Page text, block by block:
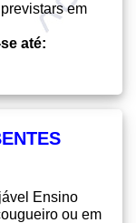
em
até:
Ensino
ou em